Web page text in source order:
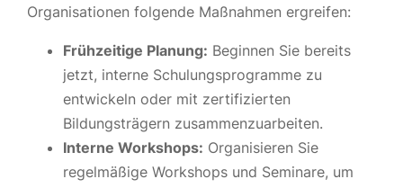
Organisationen folgende Maßnahmen ergreifen:
Frühzeitige Planung: Beginnen Sie bereits
jetzt, interne Schulungsprogramme zu
entwickeln oder mit zertifizierten
Bildungsträgern zusammenzuarbeiten.
Interne Workshops: Organisieren Sie
regelmäßige Workshops und Seminare, um